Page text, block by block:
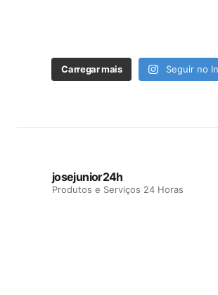
Carregar mais Seguir no
josejunior24h
Produtos e Serviços 24 Horas